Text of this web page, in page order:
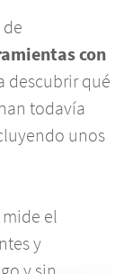
con
descubrir qué
todavía
unos
el
y